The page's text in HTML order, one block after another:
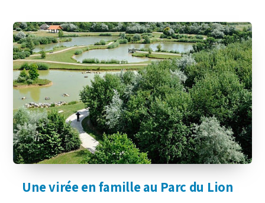
Une virée en famille au Parc du Lion